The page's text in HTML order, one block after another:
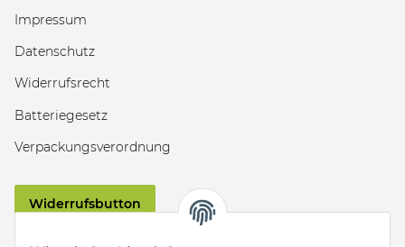
Impressum
Datenschutz
Widerrufsrecht
Batteriegesetz
Verpackungsverordnung
Widerrufsbutton